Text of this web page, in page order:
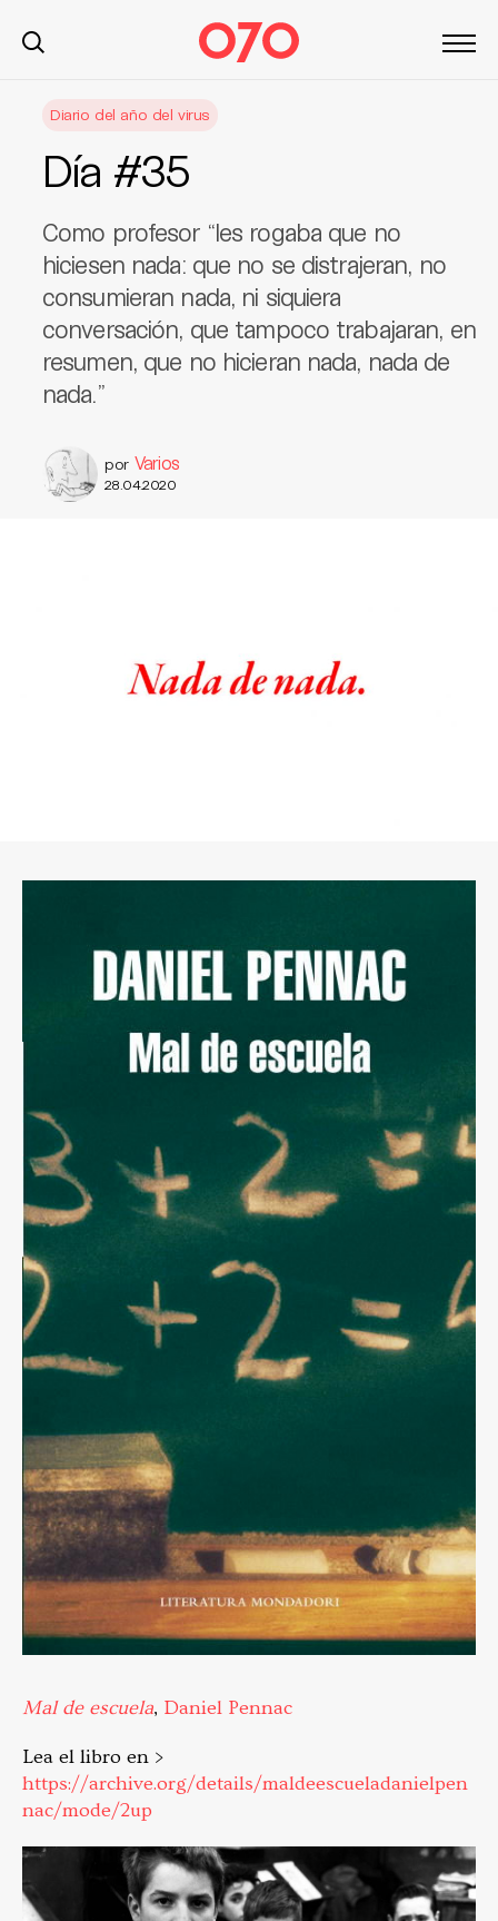
Diario del año del virus
Día #35
Como profesor “les rogaba que no
hiciesen nada: que no se distrajeran, no
consumieran nada, ni siquiera
conversación, que tampoco trabajaran, en
resumen, que no hicieran nada, nada de
nada.”
por Varios
28.04.2020
Mal de escuela, Daniel Pennac
Lea el libro en >
https://archive.org/details/maldeescueladanielpen
nac/mode/2up